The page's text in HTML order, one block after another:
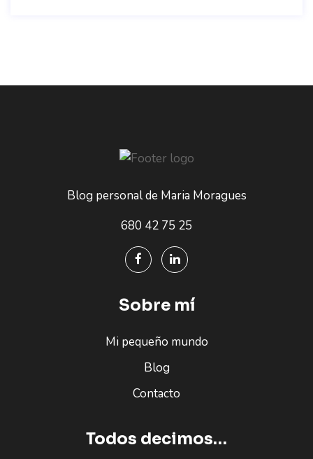
Blog personal de Maria Moragues
680 42 75 25
Sobre mí
Mi pequeño mundo
Blog
Contacto
Todos decimos…